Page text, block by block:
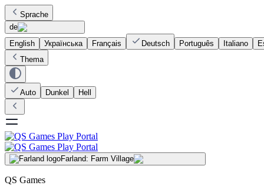
Sprache
de
English
Українська Français Deutsch Português Italiano
Thema
Auto Dunkel Hell
Farland: Farm Village
QS Games